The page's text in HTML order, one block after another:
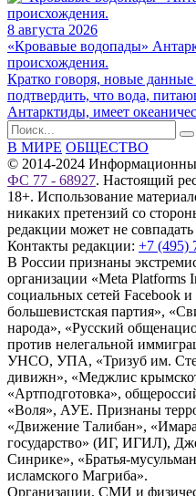
8 августа 2026
«Кровавые водопады»
происхождения.
Кратко говоря, новые
подтвердить, что вода,
Антарктиды, имеет
В МИРЕ ОБЩЕСТВО
© 2014-2024
ФС 77 - 68927. Настоящий
18+. Использование
никаких претензий со
редакции может не
Контакты редакции: +7 (495)
В России признаны
организации «Meta
социальных сетей Facebook
большевистская партия»,
народа», «Русский
против нелегальной
УНСО, УПА, «Тризуб им.
дивижн», «Меджлис
«Артподготовка»,
«Воля», АУЕ. Признаны
«Движение Талибан»,
государство» (ИГ, ИГИЛ),
Синрике», «Братья-
исламского Магриба».
Организации, СМИ и